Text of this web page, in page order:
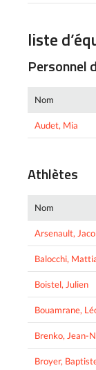
liste
Personnel
Nom
Audet, Mia
Athlètes
Nom
Arsenault,
Balocchi,
Boistel, Julien
Bouamrane,
Brenko, Jean-
Broyer,